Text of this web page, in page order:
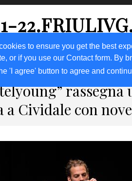
to ensure you get the best
or if you use our Contact form. By
'I agree' button to agree and
2023 2020 2019 2018
rassegna
a Cividale con